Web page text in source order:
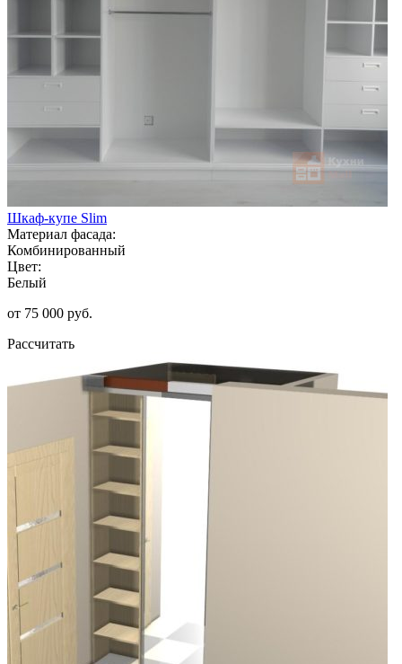
Шкаф-купе Slim
Материал фасада:
Комбинированный
Цвет:
Белый
от 75 000 руб.
Рассчитать